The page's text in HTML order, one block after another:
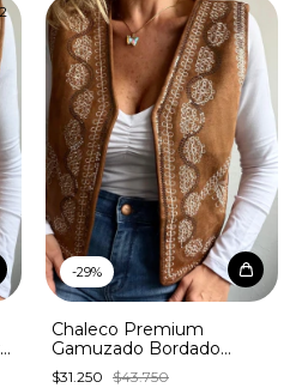
2
-29%
Chaleco Premium
Gamuzado Bordado
Hojitas Lentejuelas
$31.250 $43.750